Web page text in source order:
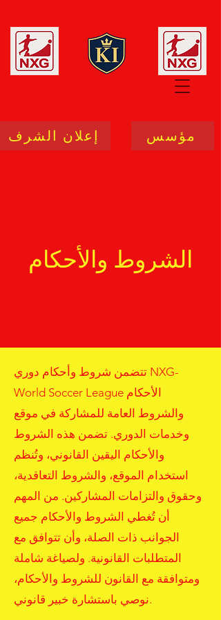
مؤسس إعلان الشرف
الشروط والأحكام
تتضمن شروط وأحكام دوري NXG-
World Soccer League الأحكام
والشروط العامة للمشاركة في موقع
وخدمات الدوري. تضمن هذه الشروط
والأحكام اليقين القانوني، وتُنظم
استخدام الموقع، والشروط التعاقدية،
وحقوق والتزامات المشاركين. من المهم
أن تُغطي الشروط والأحكام جميع
الجوانب ذات الصلة، وأن تتوافق مع
المتطلبات القانونية. ولصياغة شاملة
ومتوافقة مع القانون للشروط والأحكام،
نوصي باستشارة خبير قانوني.